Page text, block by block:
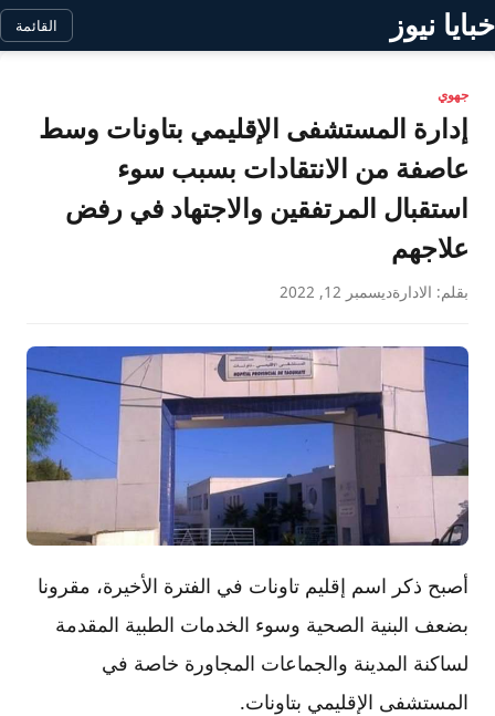
خبايا نيوز القائمة
جهوي
إدارة المستشفى الإقليمي بتاونات وسط
عاصفة من الانتقادات بسبب سوء
استقبال المرتفقين والاجتهاد في رفض
علاجهم
بقلم: الادارةديسمبر 12, 2022
أصبح ذكر اسم إقليم تاونات في الفترة الأخيرة، مقرونا
بضعف البنية الصحية وسوء الخدمات الطبية المقدمة
لساكنة المدينة والجماعات المجاورة خاصة في
المستشفى الإقليمي بتاونات.